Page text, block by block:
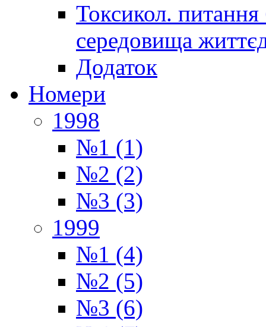
Токсикол. питання
середовища
Додаток
Номери
1998
№1 (1)
№2 (2)
№3 (3)
1999
№1 (4)
№2 (5)
№3 (6)